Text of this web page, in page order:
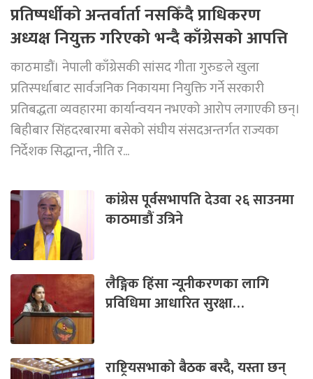
प्रतिष्पर्धीको अन्तर्वार्ता नसकिँदै प्राधिकरण
अध्यक्ष नियुक्त गरिएको भन्दै काँग्रेसको आपत्ति
काठमाडौं। नेपाली काँग्रेसकी सांसद गीता गुरुङले खुला
प्रतिस्पर्धाबाट सार्वजनिक निकायमा नियुक्ति गर्ने सरकारी
प्रतिबद्धता व्यवहारमा कार्यान्वयन नभएको आरोप लगाएकी छन्।
बिहीबार सिंहदरबारमा बसेको संघीय संसदअन्तर्गत राज्यका
निर्देशक सिद्धान्त, नीति र...
कांग्रेस पूर्वसभापति देउवा २६ साउनमा
काठमाडौं उत्रिने
लैङ्गिक हिंसा न्यूनीकरणका लागि
प्रविधिमा आधारित सुरक्षा…
राष्ट्रियसभाको बैठक बस्दै, यस्ता छन्